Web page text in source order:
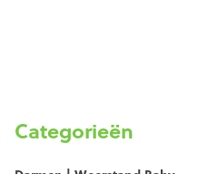
Categorieën